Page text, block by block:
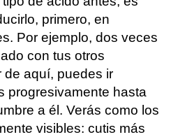
primero, en
Por ejemplo, dos veces
con tus otros
de aquí, puedes ir
progresivamente hasta
a él. Verás como los
visibles: cutis más